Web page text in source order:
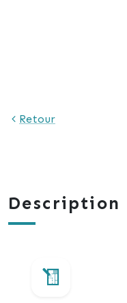
Retour
Description